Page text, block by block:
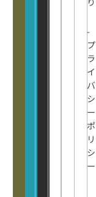
-
プ
ラ
イ
バ
シ
ー
ポ
リ
シ
ー